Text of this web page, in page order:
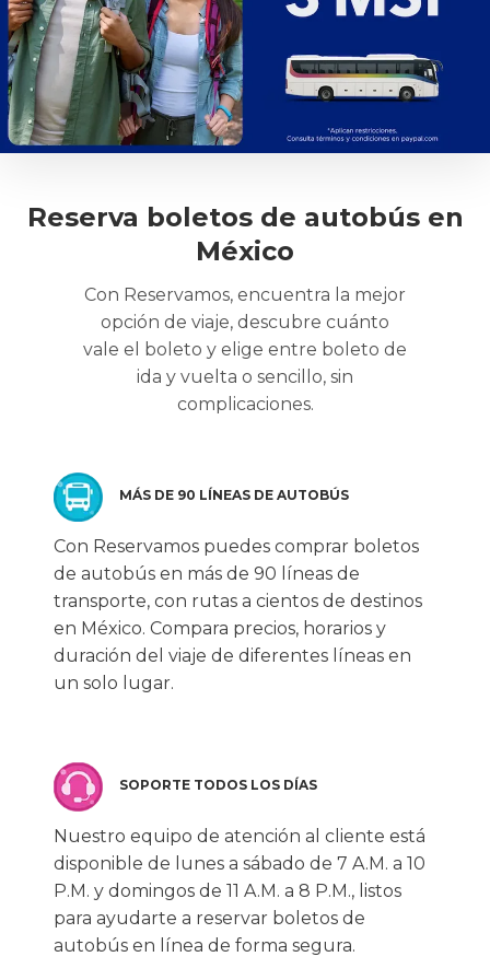
Reserva boletos de autobús en
México
Con Reservamos, encuentra la mejor
opción de viaje, descubre cuánto
vale el boleto y elige entre boleto de
ida y vuelta o sencillo, sin
complicaciones.
MÁS DE 90 LÍNEAS DE AUTOBÚS
Con Reservamos puedes comprar boletos
de autobús en más de 90 líneas de
transporte, con rutas a cientos de destinos
en México. Compara precios, horarios y
duración del viaje de diferentes líneas en
un solo lugar.
SOPORTE TODOS LOS DÍAS
Nuestro equipo de atención al cliente está
disponible de lunes a sábado de 7 A.M. a 10
P.M. y domingos de 11 A.M. a 8 P.M., listos
para ayudarte a reservar boletos de
autobús en línea de forma segura.